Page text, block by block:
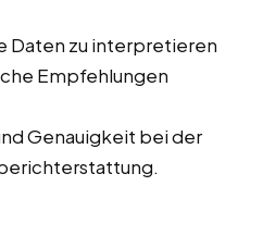
Daten zu interpretieren
Empfehlungen
Genauigkeit bei der